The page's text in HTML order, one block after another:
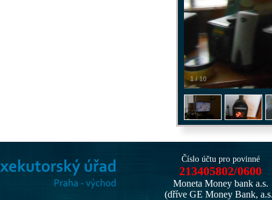
1/10
Číslo účtu pro povinné
213405802/0600
Moneta Money bank a.s.
(dříve GE Money Bank,